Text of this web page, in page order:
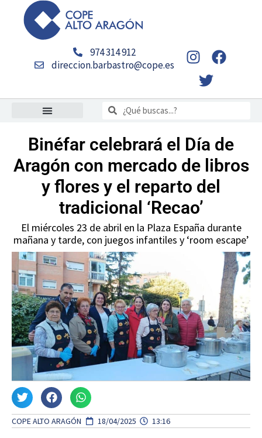
contenido
974 314 912
direccion.barbastro@cope.es
I
n
s
t
r
a
m
F
a
e
o
k
T
w
i
t
r
BuscarBuscar
Binéfar celebrará el Día de
Aragón con mercado de libros
y flores y el reparto del
tradicional ‘Recao’
El miércoles 23 de abril en la Plaza España durante
mañana y tarde, con juegos infantiles y ‘room escape’
COPE ALTO ARAGÓN 18/04/2025 13:16